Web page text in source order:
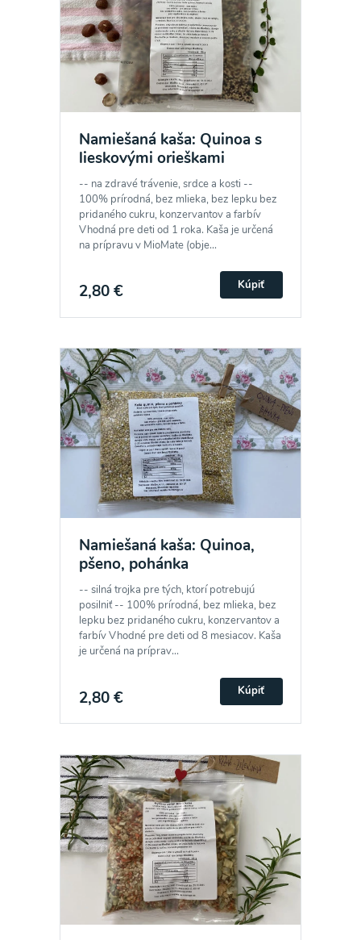
Namiešaná kaša: Quinoa s
lieskovými orieškami
-- na zdravé trávenie, srdce a kosti --
100% prírodná, bez mlieka, bez lepku bez
pridaného cukru, konzervantov a farbív
Vhodná pre deti od 1 roka. Kaša je určená
na prípravu v MioMate (obje...
2,80 € Kúpiť
Namiešaná kaša: Quinoa,
pšeno, pohánka
-- silná trojka pre tých, ktorí potrebujú
posilniť -- 100% prírodná, bez mlieka, bez
lepku bez pridaného cukru, konzervantov a
farbív Vhodné pre deti od 8 mesiacov. Kaša
je určená na príprav...
2,80 € Kúpiť